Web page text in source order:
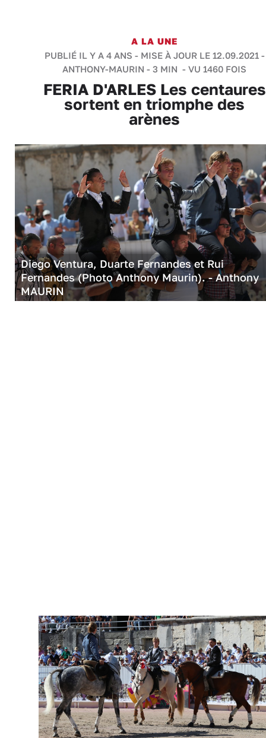
A LA UNE
PUBLIÉ IL Y A 4 ANS - MISE À JOUR LE 12.09.2021 -
ANTHONY-MAURIN - 3 MIN - VU 1460 FOIS
FERIA D'ARLES Les centaures
sortent en triomphe des
arènes
Diego Ventura, Duarte Fernandes et Rui
Fernandes (Photo Anthony Maurin). - Anthony
MAURIN